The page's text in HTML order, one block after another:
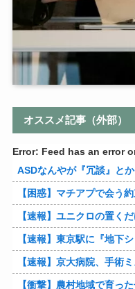
オススメ記事（外部）
Error: Feed has an error
ASDなんやが『冗談』とか『
【困惑】マチアプで会う約束した相
【速報】ユニクロの置く
【速報】東京駅に『地下
【速報】京大病院、手術ミスで『正
【衝撃】農村地域で育った子どもがアレルギ